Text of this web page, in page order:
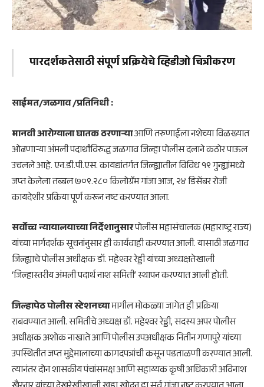
पारदर्शकतेसाठी संपूर्ण प्रक्रियेचे व्हिडीओ चित्रीकरण
साईमत/​जळगाव /प्रतिनिधी :
मानवी आरोग्याला घातक ठरणाऱ्याआणि तरुणाईला नशेच्या विळख्यात
ओढणाऱ्या अंमली पदार्थांविरुद्ध जळगाव जिल्हा पोलीस दलाने कठोर पाऊल
उचलले आहे. एन.डी.पी.एस. कायद्यांतर्गत जिल्ह्यातील विविध १९ गुन्ह्यांमध्ये
जप्त केलेला तब्बल ७०९.२८० किलोग्रॅम गांजा आज, २४ डिसेंबर रोजी
कायदेशीर प्रक्रिया पूर्ण करून नष्ट करण्यात आला.
सर्वोच्च न्यायालयाच्या निर्देशानुसारपोलीस महासंचालक (महाराष्ट्र राज्य)
यांच्या मार्गदर्शक सूचनांनुसार ही कार्यवाही करण्यात आली. यासाठी जळगाव
जिल्ह्याचे पोलीस अधीक्षक डॉ. महेश्वर रेड्डी यांच्या अध्यक्षतेखाली
‘जिल्हास्तरीय अंमली पदार्थ नाश समिती’ स्थापन करण्यात आली होती.
जिल्हापेठ पोलीस स्टेशनच्यामागील मोकळ्या जागेत ही प्रक्रिया
राबवण्यात आली. समितीचे अध्यक्ष डॉ. महेश्वर रेड्डी, सदस्य अपर पोलीस
अधीक्षक अशोक नाखाते आणि पोलीस उपअधीक्षक नितीन गणापुरे यांच्या
उपस्थितीत जप्त मुद्देमालाच्या कागदपत्रांची कसून पडताळणी करण्यात आली.
त्यानंतर दोन शासकीय पंचांसमक्ष आणि सहाय्यक कृषी अधिकारी अविनाश